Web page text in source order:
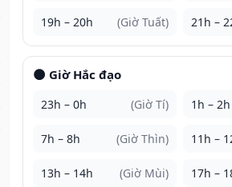
19h – 20h (Giờ Tuất) 21h –
🌑 Giờ Hắc đạo
23h – 0h (Giờ Tí) 1h – 2h
7h – 8h (Giờ Thìn) 11h –
13h – 14h (Giờ Mùi) 17h –